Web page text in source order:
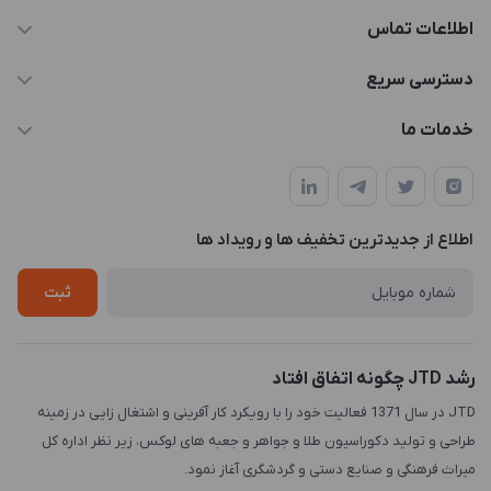
اطلاعات تماس
021-88846810-1
طبقه3
دسترسی سریع
حساب کاربری
لیست محصولات
درباره ما
خدمات ما
چاپ و حکاکی
طراحی سه بعدی
اطلاع از جدیدترین تخفیف ها و رویداد ها
ثبت
رشد JTD چگونه اتفاق افتاد
JTD در سال 1371 فعالیت خود را با رویکرد کار آفرینی و اشتغال زایی در زمینه
طراحی و تولید دکوراسیون طلا و جواهر و جعبه های لوکس، زیر نظر اداره کل
میراث فرهنگی و صنایع دستی و گردشگری آغاز نمود.